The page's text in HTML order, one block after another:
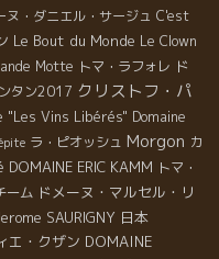
ヌ・ダニエル・サージュ C'est
Le Bout du Monde Le Clown
Motte トマ・ラフォレ ド
タン2017 クリストフ・パ
"Les Vins Libérés" Domaine
ラ・ピオッシュ Morgon カ
DOMAINE ERIC KAMM トマ・
ーム ドメーヌ・マルセル・リ
SAURIGNY 日本
エ・クザン DOMAINE